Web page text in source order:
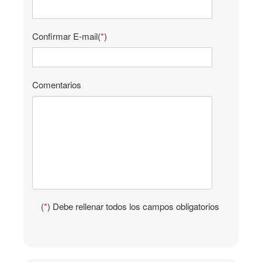
Confirmar E-mail(*)
Comentarios
(*) Debe rellenar todos los campos obligatorios